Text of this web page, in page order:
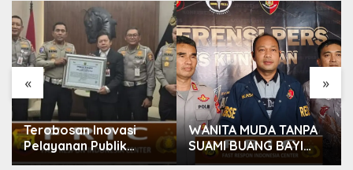
« »
Terobosan Inovasi
Pelayanan Publik
Modern, Korlantas
WANITA MUDA TANPA
SUAMI BUANG BAYI
USAI MELAHIRKAN